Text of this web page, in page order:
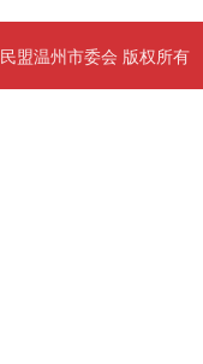
民盟温州市委会 版权所有